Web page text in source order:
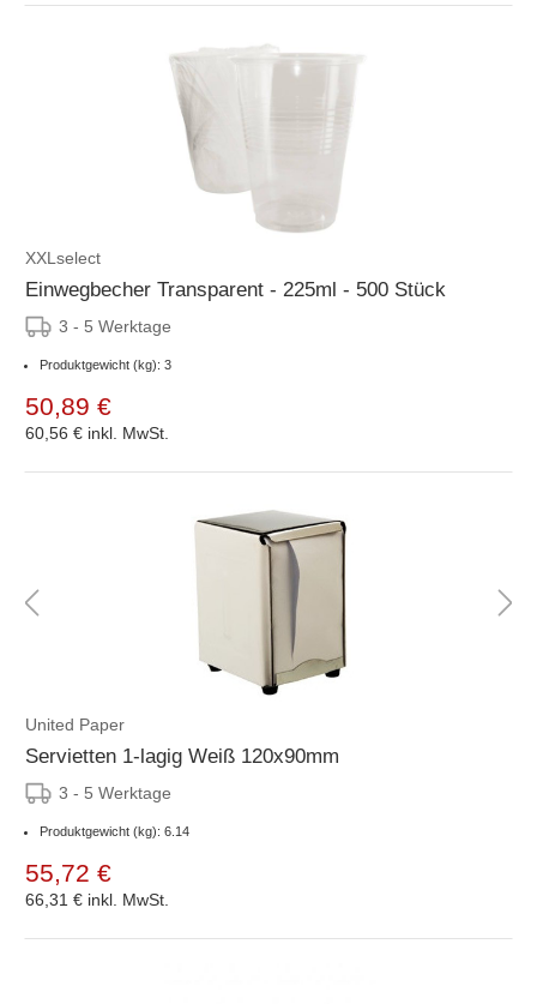
XXLselect
Einwegbecher Transparent - 225ml - 500 Stück
3 - 5 Werktage
Produktgewicht (kg): 3
50,89 €
60,56 € inkl. MwSt.
United Paper
Servietten 1-lagig Weiß 120x90mm
3 - 5 Werktage
Produktgewicht (kg): 6.14
55,72 €
66,31 € inkl. MwSt.